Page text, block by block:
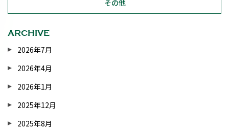
その他
ARCHIVE
2026年7月
2026年4月
2026年1月
2025年12月
2025年8月